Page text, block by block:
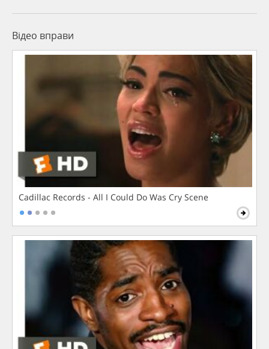
Відео вправи
Cadillac Records - All I Could Do Was Cry Scene